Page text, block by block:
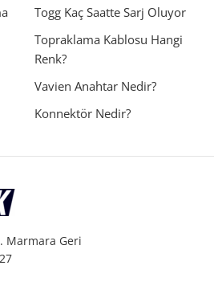
Togg Kaç Saatte Sarj Oluyor
Topraklama Kablosu Hangi
Renk?
Vavien Anahtar Nedir?
Konnektör Nedir?
Marmara Geri